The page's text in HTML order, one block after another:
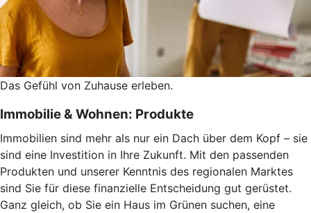
Das Gefühl von Zuhause erleben.
Immobilie & Wohnen: Produkte
Immobilien sind mehr als nur ein Dach über dem Kopf – sie
sind eine Investition in Ihre Zukunft. Mit den passenden
Produkten und unserer Kenntnis des regionalen Marktes
sind Sie für diese finanzielle Entscheidung gut gerüstet.
Ganz gleich, ob Sie ein Haus im Grünen suchen, eine